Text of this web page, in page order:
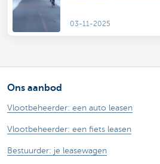
03-11-2025
Ons aanbod
Vlootbeheerder: een auto leasen
Vlootbeheerder: een fiets leasen
Bestuurder: je leasewagen